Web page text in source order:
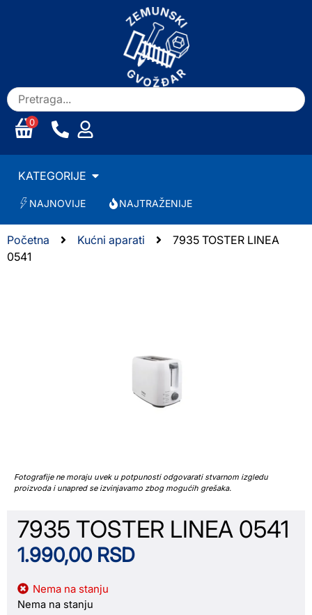
0
KATEGORIJE
NAJNOVIJE NAJTRAŽENIJE
Početna Kućni aparati
7935 TOSTER LINEA
0541
Fotografije ne moraju uvek u potpunosti odgovarati stvarnom izgledu
proizvoda i unapred se izvinjavamo zbog mogućih grešaka.
7935 TOSTER LINEA 0541
1.990,00 RSD
Nema na stanju
Nema na stanju